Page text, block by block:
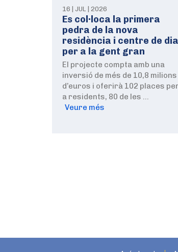
16 | JUL | 2026
Es col·loca la primera
pedra de la nova
residència i centre de dia
per a la gent gran
El projecte compta amb una
inversió de més de 10,8 milions
d’euros i oferirà 102 places
a residents, 80 de les …
Veure més